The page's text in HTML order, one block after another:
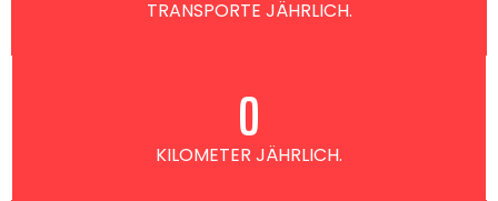
TRANSPORTE JÄHRLICH.
KILOMETER JÄHRLICH.
0